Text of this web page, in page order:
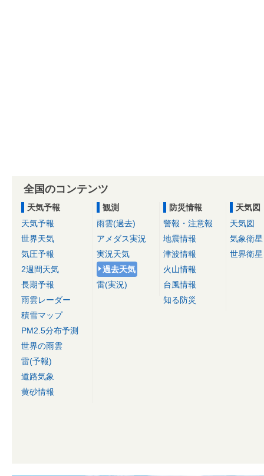
全国のコンテンツ
天気予報
天気予報
世界天気
気圧予報
2週間天気
長期予報
雨雲レーダー
積雪マップ
PM2.5分布予測
世界の雨雲
雷(予報)
道路気象
黄砂情報
観測
雨雲(過去)
アメダス実況
実況天気
過去天気
雷(実況)
防災情報
警報・注意報
地震情報
津波情報
火山情報
台風情報
知る防災
天気図
天気図
気象衛星
世界衛星